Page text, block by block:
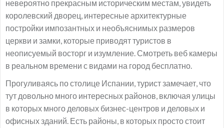
невероятно прекрасным историческим местам, увидеть
королевский дворец, интересные архитектурные
постройки импозантных и необъяснимых размеров
церкви и замки, которые приводят туристов в
неописуемый восторг и изумление. Смотреть веб камеры
в реальном времени с видами на город бесплатно.
Прогуливаясь по столице Испании, турист замечает, что
тут довольно много интересных районов, включая улицы
в которых много деловых бизнес-центров и деловых и
офисных зданий. Есть районы, в которых просто стоит